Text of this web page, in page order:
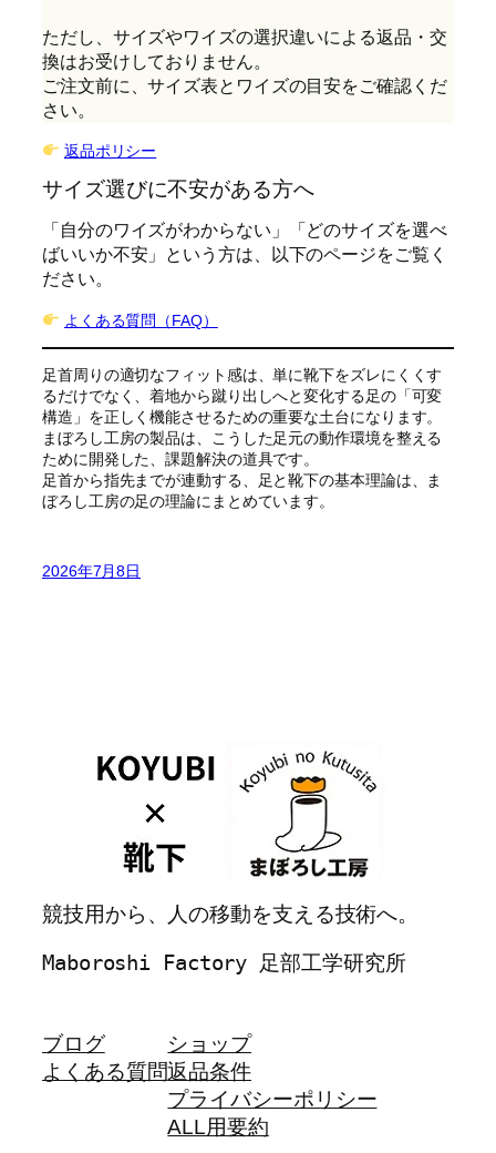
ただし、サイズやワイズの選択違いによる返品・交
換はお受けしておりません。
ご注文前に、サイズ表とワイズの目安をご確認くだ
さい。
返品ポリシー
サイズ選びに不安がある方へ
「自分のワイズがわからない」「どのサイズを選べ
ばいいか不安」という方は、以下のページをご覧く
ださい。
よくある質問（FAQ）
足首周りの適切なフィット感は、単に靴下をズレにくくす
るだけでなく、着地から蹴り出しへと変化する足の「可変
構造」を正しく機能させるための重要な土台になります。
まぼろし工房の製品は、こうした足元の動作環境を整える
ために開発した、課題解決の道具です。
足首から指先までが連動する、足と靴下の基本理論は、ま
ぼろし工房の足の理論にまとめています。
2026年7月8日
競技用から、人の移動を支える技術へ。
Maboroshi Factory 足部工学研究所
ブログ
よくある質問
ショップ
返品条件
プライバシーポリシー
ALL用要約